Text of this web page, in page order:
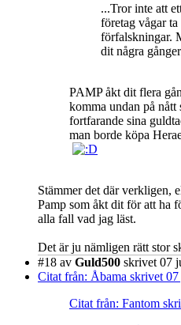
...Tror inte att
företag vågar
förfalskningar.
dit några
PAMP åkt dit flera
komma undan på nått
fortfarande sina
man borde köpa
Stämmer det där verkligen,
Pamp som åkt dit för att ha
alla fall vad jag läst.
Det är ju nämligen rätt stor
#18 av Guld500 skrivet 07
Citat från: Åbama skrivet
Citat från: Fantom